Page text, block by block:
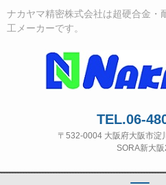
ナカヤマ精密株式会社は超硬合金・
工メーカーです。
TEL.06-
〒532‐0004 大阪府大阪市
SORA新大